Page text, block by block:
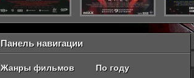
Панель навигации
Жанры фильмов По году